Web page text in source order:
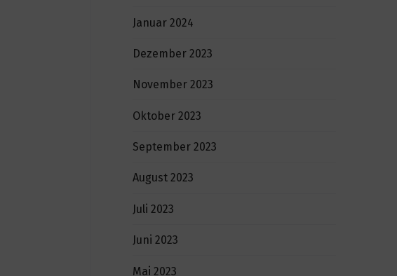
Januar 2024
Dezember 2023
November 2023
Oktober 2023
September 2023
August 2023
Juli 2023
Juni 2023
Mai 2023